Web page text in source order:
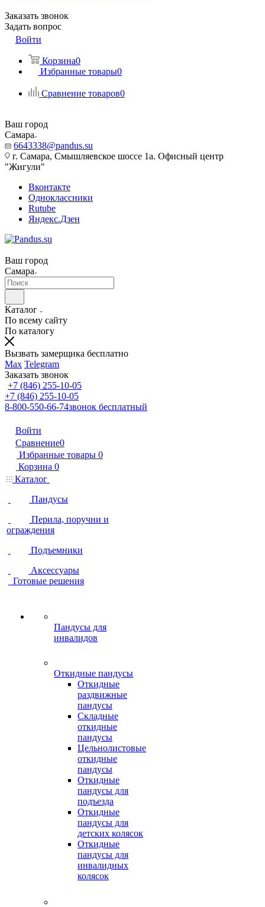
Заказать звонок
Задать вопрос
Войти
Корзина0
Избранные товары0
Сравнение товаров0
Ваш город
Самара
6643338@pandus.su
г. Самара, Смышляевское шоссе 1а. Офисный центр
"Жигули"
Вконтакте
Одноклассники
Rutube
Яндекс.Дзен
Ваш город
Самара
Каталог
По всему сайту
По каталогу
Вызвать замерщика бесплатно
Max Telegram
Заказать звонок
+7 (846) 255-10-05
+7 (846) 255-10-05
8-800-550-66-74звонок бесплатный
Войти
Сравнение0
Избранные товары 0
Корзина 0
Каталог
Пандусы
Перила, поручни и
ограждения
Подъемники
Аксессуары
Готовые решения
Пандусы для
инвалидов
Откидные пандусы
Откидные
раздвижные
пандусы
Складные
откидные
пандусы
Цельнолистовые
откидные
пандусы
Откидные
пандусы для
подъезда
Откидные
пандусы для
детских колясок
Откидные
пандусы для
инвалидных
колясок